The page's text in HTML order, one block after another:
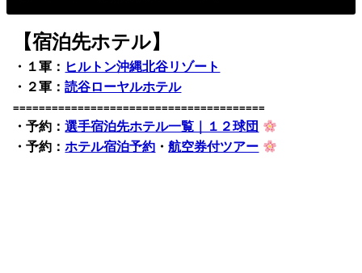
【宿泊先ホテル】
・１軍： ヒルトン沖縄北谷リゾート
・２軍：読谷ローヤルホテル
=======================================
・予約：選手宿泊先ホテル一覧｜１２球団
・予約：ホテル宿泊予約 ・航空券付ツアー